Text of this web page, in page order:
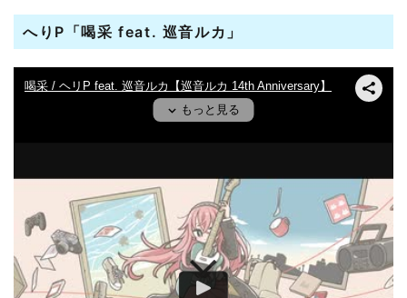
へりP「喝采 feat. 巡音ルカ」